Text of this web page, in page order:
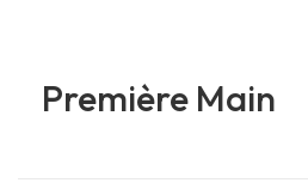
Première Main